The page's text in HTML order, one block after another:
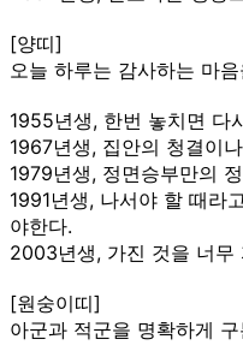
[양띠]
오늘 하루는 감사하는 마
1955년생, 한번 놓치면 다
1967년생, 집안의 청결이
1979년생, 정면승부만의
1991년생, 나서야 할 때라
야한다.
2003년생, 가진 것을 너무
[원숭이띠]
아군과 적군을 명확하게